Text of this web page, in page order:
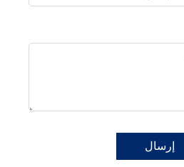
إرسال